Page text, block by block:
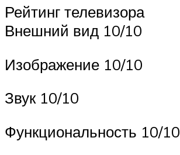
Рейтинг телевизора
Внешний вид 10/10
Изображение 10/10
Звук 10/10
Функциональность 10/10